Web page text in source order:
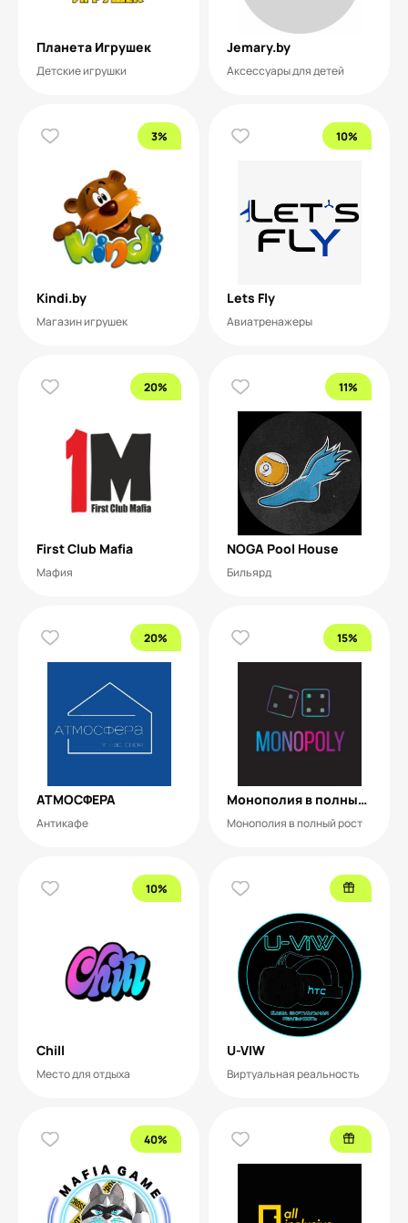
Планета Игрушек
Детские игрушки
Jemary.by
Аксессуары для детей
3%
Kindi.by
Магазин игрушек
10%
Lets Fly
Авиатренажеры
20%
First Club Mafia
Мафия
11%
NOGA Pool House
Бильярд
20%
АТМОСФЕРА
Антикафе
15%
Монополия в полный рост
Монополия в полный рост
10%
Chill
Место для отдыха
U-VIW
Виртуальная реальность
40%